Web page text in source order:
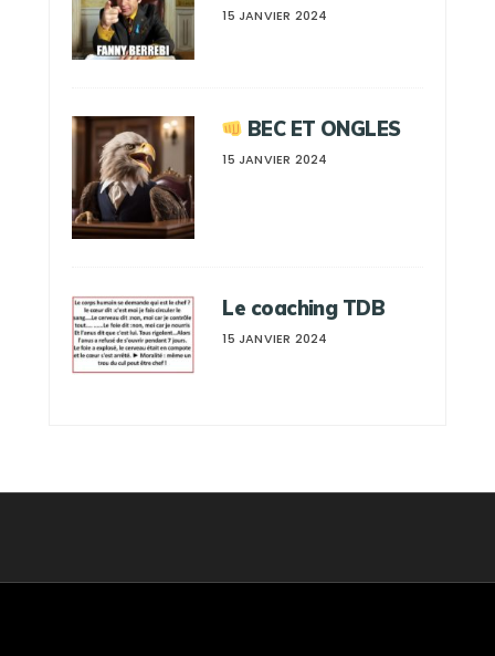
15 JANVIER 2024
BEC ET ONGLES
15 JANVIER 2024
Le coaching TDB
15 JANVIER 2024